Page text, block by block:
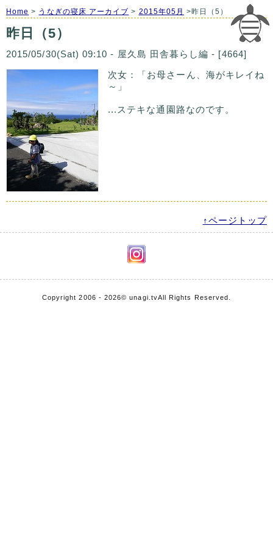
Home > うなぎの寝床 アーカイブ > 2015年05月 >昨日（5）
昨日（5）
2015/05/30(Sat) 09:10 - 屋久島 田舎暮らし編 - [4664]
次女：「お母さーん、海がキレイね
～」
...ステキな通園路なのです。
↑ページトップ
Copyright 2006 - 2026© unagi.tvAll Rights Reserved.